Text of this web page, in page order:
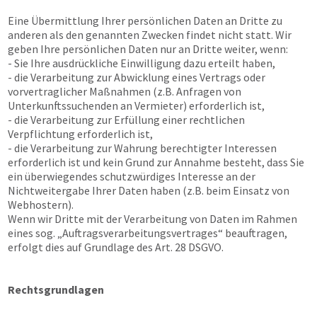
Eine Übermittlung Ihrer persönlichen Daten an Dritte zu
anderen als den genannten Zwecken findet nicht statt. Wir
geben Ihre persönlichen Daten nur an Dritte weiter, wenn:
- Sie Ihre ausdrückliche Einwilligung dazu erteilt haben,
- die Verarbeitung zur Abwicklung eines Vertrags oder
vorvertraglicher Maßnahmen (z.B. Anfragen von
Unterkunftssuchenden an Vermieter) erforderlich ist,
- die Verarbeitung zur Erfüllung einer rechtlichen
Verpflichtung erforderlich ist,
- die Verarbeitung zur Wahrung berechtigter Interessen
erforderlich ist und kein Grund zur Annahme besteht, dass Sie
ein überwiegendes schutzwürdiges Interesse an der
Nichtweitergabe Ihrer Daten haben (z.B. beim Einsatz von
Webhostern).
Wenn wir Dritte mit der Verarbeitung von Daten im Rahmen
eines sog. „Auftragsverarbeitungsvertrages“ beauftragen,
erfolgt dies auf Grundlage des Art. 28 DSGVO.
Rechtsgrundlagen